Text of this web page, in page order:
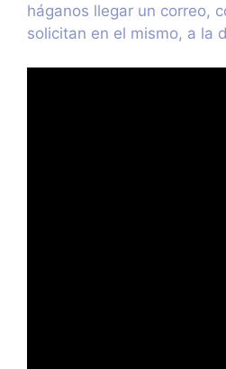
háganos llegar un correo,
solicitan en el mismo, a la